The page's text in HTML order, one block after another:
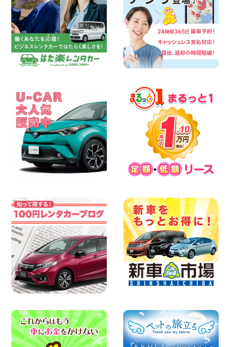
ー)】をレンタル可能です! 千葉県 千葉北
店
100円レンタカー 千葉北
2026年08月09日
夏季休業日についてお知らせ 大阪府 大阪
高石店
100円レンタカー 大阪高石
お盆期間中の休業期間のご案内 千葉県 千
100円レンタカー 千葉花見川
2026年08月08日
やっぱりオープンカーは最高!!!ですね 兵
庫県 加古川店
100円レンタカー 加古川
2026年08月08日
格・安!!!夏休みパックのご案内です^^ 東
京都 町田根岸店
「お得」お盆限定特別料金!! 兵庫県 神戸
西区枝吉店
100円レンタカー 神戸西区枝吉
2026年08月08日
お盆シーズン空きあり!!100円レンタカー
兵庫駅前店はミニバンも安い!! 兵庫県 兵
庫駅前店
100円レンタカー 兵庫駅前
2026年08月08日
★WRX 作業紹介★ 三重県 四日市インタ
2026年08月08日
横浜弥生台店限定!!夏季特別キャンペーン
のお知らせ!! 神奈川県 横浜弥生台店
100円レンタカー 横浜弥生台